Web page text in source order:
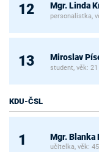
12 Mgr. Linda
personalistka,
13 Miroslav
student, věk:
KDU-ČSL
1 Mgr. Blanka
učitelka, věk: